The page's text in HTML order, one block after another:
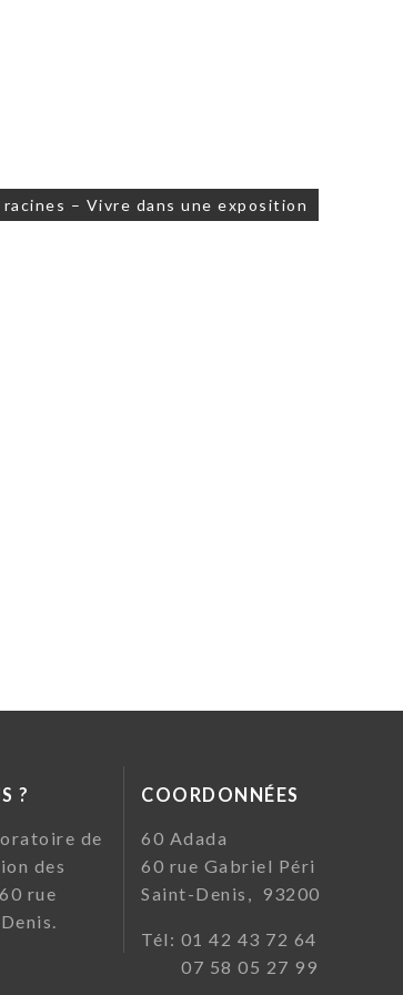
racines – Vivre dans une exposition
?
de
des
rue
COORDONNÉES
60 Adada
60 rue Gabriel Péri
Saint-Denis, 93200
Tél: 01 42 43 72 64
07 58 05 27 99